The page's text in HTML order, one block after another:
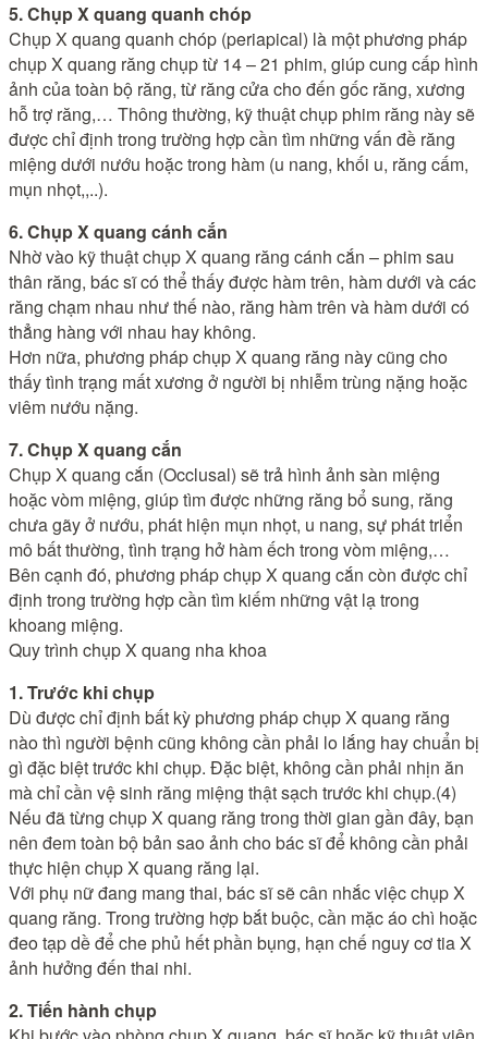
5. Chụp X quang quanh chóp
Chụp X quang quanh chóp (periapical) là một phương pháp
chụp X quang răng chụp từ 14 – 21 phim, giúp cung cấp hình
ảnh của toàn bộ răng, từ răng cửa cho đến gốc răng, xương
hỗ trợ răng,… Thông thường, kỹ thuật chụp phim răng này sẽ
được chỉ định trong trường hợp cần tìm những vấn đề răng
miệng dưới nướu hoặc trong hàm (u nang, khối u, răng cấm,
mụn nhọt,,..).
6. Chụp X quang cánh cắn
Nhờ vào kỹ thuật chụp X quang răng cánh cắn – phim sau
thân răng, bác sĩ có thể thấy được hàm trên, hàm dưới và các
răng chạm nhau như thế nào, răng hàm trên và hàm dưới có
thẳng hàng với nhau hay không.
Hơn nữa, phương pháp chụp X quang răng này cũng cho
thấy tình trạng mất xương ở người bị nhiễm trùng nặng hoặc
viêm nướu nặng.
7. Chụp X quang cắn
Chụp X quang cắn (Occlusal) sẽ trả hình ảnh sàn miệng
hoặc vòm miệng, giúp tìm được những răng bổ sung, răng
chưa gãy ở nướu, phát hiện mụn nhọt, u nang, sự phát triển
mô bất thường, tình trạng hở hàm ếch trong vòm miệng,…
Bên cạnh đó, phương pháp chụp X quang cắn còn được chỉ
định trong trường hợp cần tìm kiếm những vật lạ trong
khoang miệng.
Quy trình chụp X quang nha khoa
1. Trước khi chụp
Dù được chỉ định bất kỳ phương pháp chụp X quang răng
nào thì người bệnh cũng không cần phải lo lắng hay chuẩn bị
gì đặc biệt trước khi chụp. Đặc biệt, không cần phải nhịn ăn
mà chỉ cần vệ sinh răng miệng thật sạch trước khi chụp.(4)
Nếu đã từng chụp X quang răng trong thời gian gần đây, bạn
nên đem toàn bộ bản sao ảnh cho bác sĩ để không cần phải
thực hiện chụp X quang răng lại.
Với phụ nữ đang mang thai, bác sĩ sẽ cân nhắc việc chụp X
quang răng. Trong trường hợp bắt buộc, cần mặc áo chì hoặc
đeo tạp dề để che phủ hết phần bụng, hạn chế nguy cơ tia X
ảnh hưởng đến thai nhi.
2. Tiến hành chụp